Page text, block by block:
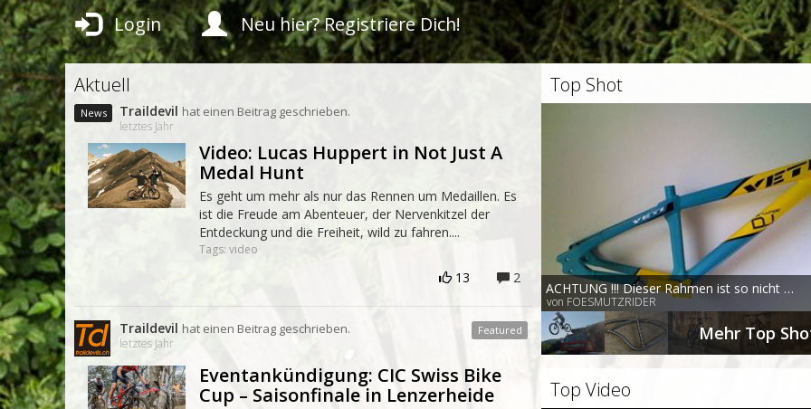
Login Neu hier? Registriere Dich!
Top Shot
ACHTUNG !!! Dieser Rahmen ist so nicht Original wurde nachträglich so Lackiert in den Yeti Team Farben
von FOESMUTZRIDER
Mehr Top
Top Video
Aktuell
Traildevil hat einen Beitrag geschrieben.
letztes Jahr
Video: Lucas Huppert in Not Just A
Medal Hunt
Es geht um mehr als nur das Rennen um Medaillen. Es
ist die Freude am Abenteuer, der Nervenkitzel der
Entdeckung und die Freiheit, wild zu fahren....
Tags: video
13 2
Traildevil hat einen Beitrag geschrieben.
letztes Jahr
Eventankündigung: CIC Swiss Bike
Cup – Saisonfinale in Lenzerheide